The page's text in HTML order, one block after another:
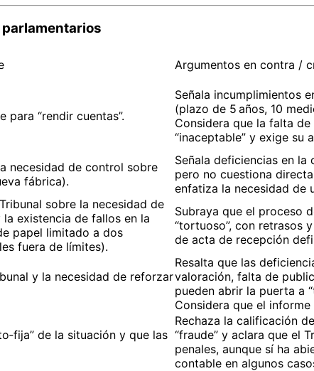
Argumentos en contra /
“rendir cuentas”.
Señala incumplimientos
(plazo de 5 años, 10
Considera que la falta
“inaceptable” y exige su
necesidad de control sobre
fábrica).
Señala deficiencias en
pero no cuestiona
enfatiza la necesidad de
sobre la necesidad de
la existencia de fallos en la
papel limitado a dos
fuera de límites).
Subraya que el proceso
“tortuoso”, con retrasos
de acta de recepción
y la necesidad de reforzar
Resalta que las
valoración, falta de
pueden abrir la puerta a
Considera que el informe
de la situación y que las
Rechaza la calificación
“fraude” y aclara que el
penales, aunque sí ha
contable en algunos